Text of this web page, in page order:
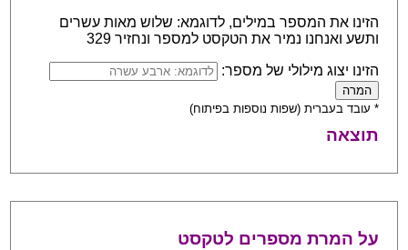
הזינו את המספר במילים, לדוגמא: שלוש מאות עשרים
ותשע ואנחנו נמיר את הטקסט למספר ונחזיר 329
הזינו יצוג מילולי של מספר:
* עובד בעברית (שפות נוספות בפיתוח)
תוצאה
על המרת מספרים לטקסט